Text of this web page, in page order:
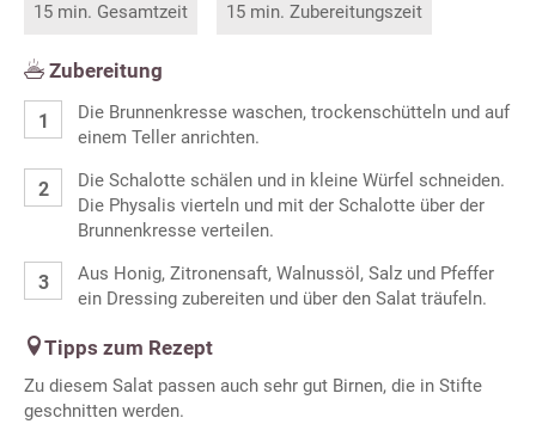
15 min. Gesamtzeit 15 min. Zubereitungszeit
Zubereitung
Die Brunnenkresse waschen, trockenschütteln und auf
einem Teller anrichten.
Die Schalotte schälen und in kleine Würfel schneiden.
Die Physalis vierteln und mit der Schalotte über der
Brunnenkresse verteilen.
Aus Honig, Zitronensaft, Walnussöl, Salz und Pfeffer
ein Dressing zubereiten und über den Salat träufeln.
Tipps zum Rezept
Zu diesem Salat passen auch sehr gut Birnen, die in Stifte
geschnitten werden.